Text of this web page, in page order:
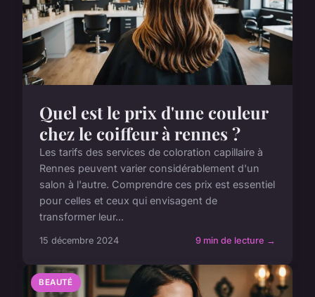
Quel est le prix d'une couleur
chez le coiffeur à rennes ?
Les tarifs des services de coloration capillaire à
Rennes peuvent varier considérablement d'un
salon à l'autre. Comprendre ces prix est essentiel
pour celles et ceux qui envisagent de
transformer leur...
15 décembre 2024 9 min de lecture →
BEAUTÉ